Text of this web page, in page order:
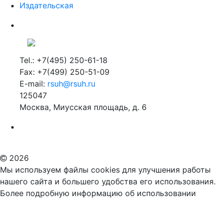
Издательская
Tel.: +7(495) 250-61-18
Fax: +7(499) 250-51-09
E-mail: rsuh@rsuh.ru
125047
Москва, Миусская площадь, д. 6
2026
Мы используем файлы cookies для улучшения работы
нашего сайта и большего удобства его использования.
Более подробную информацию об использовании